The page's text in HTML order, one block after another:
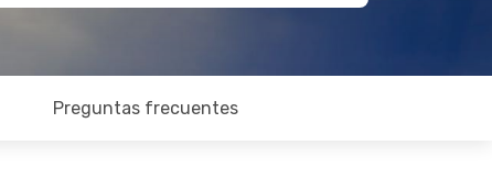
Preguntas frecuentes